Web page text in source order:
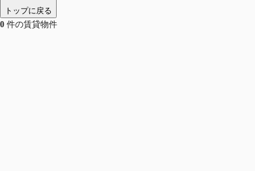
トップに戻る
0 件の賃貸物件